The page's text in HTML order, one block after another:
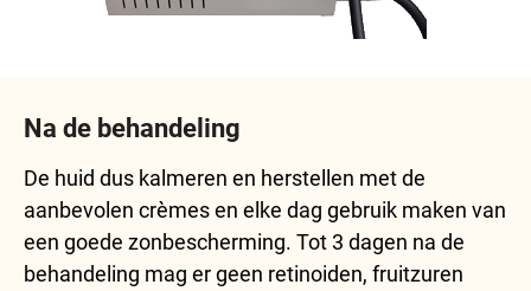
Na de behandeling
De huid dus kalmeren en herstellen met de
aanbevolen crèmes en elke dag gebruik maken van
een goede zonbescherming. Tot 3 dagen na de
behandeling mag er geen retinoiden, fruitzuren